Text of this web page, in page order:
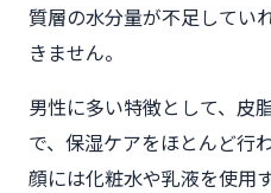
質層の水分量が不足してい
きません。
男性に多い特徴として、皮
で、保湿ケアをほとんど行
顔には化粧水や乳液を使用